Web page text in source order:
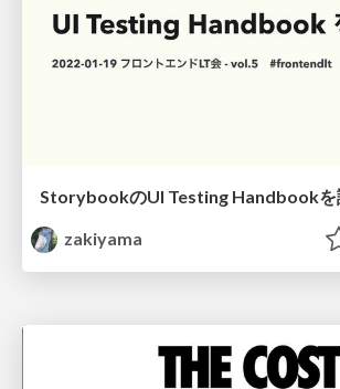
StorybookのUI Testing Handbookを
zakiyama